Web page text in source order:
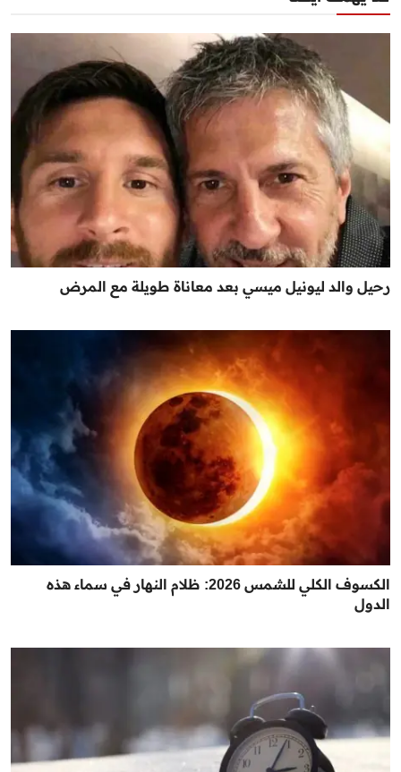
رحيل والد ليونيل ميسي بعد معاناة طويلة مع المرض
الكسوف الكلي للشمس 2026: ظلام النهار في سماء هذه
الدول